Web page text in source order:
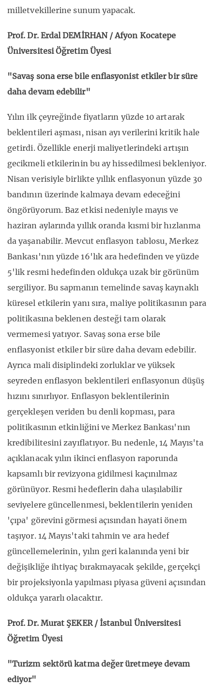
milletvekillerine sunum yapacak.
Prof. Dr. Erdal DEMİRHAN / Afyon Kocatepe
Üniversitesi Öğretim Üyesi
"Savaş sona erse bile enflasyonist etkiler bir süre
daha devam edebilir"
Yılın ilk çeyreğinde fiyatların yüzde 10 artarak
beklentileri aşması, nisan ayı verilerini kritik hale
getirdi. Özellikle enerji maliyetlerindeki artışın
gecikmeli etkilerinin bu ay hissedilmesi bekleniyor.
Nisan verisiyle birlikte yıllık enflasyonun yüzde 30
bandının üzerinde kalmaya devam edeceğini
öngörüyorum. Baz etkisi nedeniyle mayıs ve
haziran aylarında yıllık oranda kısmi bir hızlanma
da yaşanabilir. Mevcut enflasyon tablosu, Merkez
Bankası'nın yüzde 16'lık ara hedefinden ve yüzde
5'lik resmi hedefinden oldukça uzak bir görünüm
sergiliyor. Bu sapmanın temelinde savaş kaynaklı
küresel etkilerin yanı sıra, maliye politikasının para
politikasına beklenen desteği tam olarak
vermemesi yatıyor. Savaş sona erse bile
enflasyonist etkiler bir süre daha devam edebilir.
Ayrıca mali disiplindeki zorluklar ve yüksek
seyreden enflasyon beklentileri enflasyonun düşüş
hızını sınırlıyor. Enflasyon beklentilerinin
gerçekleşen veriden bu denli kopması, para
politikasının etkinliğini ve Merkez Bankası'nın
kredibilitesini zayıflatıyor. Bu nedenle, 14 Mayıs'ta
açıklanacak yılın ikinci enflasyon raporunda
kapsamlı bir revizyona gidilmesi kaçınılmaz
görünüyor. Resmi hedeflerin daha ulaşılabilir
seviyelere güncellenmesi, beklentilerin yeniden
'çıpa' görevini görmesi açısından hayati önem
taşıyor. 14 Mayıs'taki tahmin ve ara hedef
güncellemelerinin, yılın geri kalanında yeni bir
değişikliğe ihtiyaç bırakmayacak şekilde, gerçekçi
bir projeksiyonla yapılması piyasa güveni açısından
oldukça yararlı olacaktır.
Prof. Dr. Murat ŞEKER / İstanbul Üniversitesi
Öğretim Üyesi
"Turizm sektörü katma değer üretmeye devam
ediyor"